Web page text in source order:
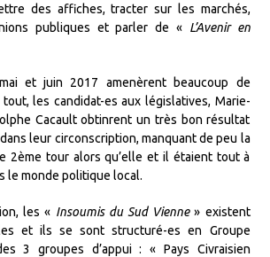
des affiches, tracter sur les marchés,
publiques et parler de «L’Avenir en
et juin 2017 amenèrent beaucoup de
les candidat-es aux législatives, Marie-
Cacault obtinrent un très bon résultat
leur circonscription, manquant de peu la
2ème tour alors qu’elle et il étaient tout à
le monde politique local.
les « Insoumis du Sud Vienne» existent
et ils se sont structuré-es en Groupe
3 groupes d’appui : « Pays Civraisien